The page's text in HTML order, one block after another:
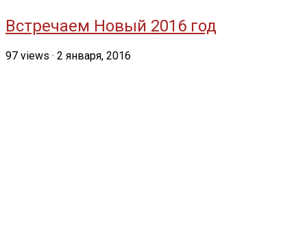
Встречаем Новый 2016 год
97 views · 2 января, 2016